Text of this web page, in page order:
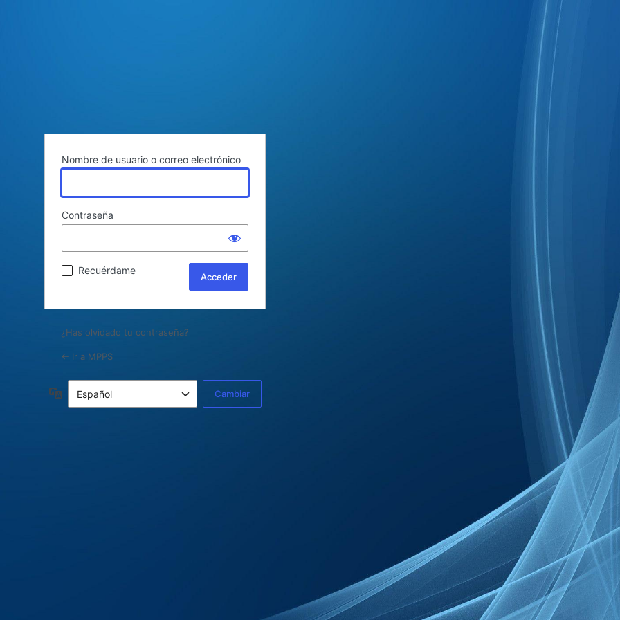
Nombre de usuario o correo electrónico
Contraseña
Recuérdame
¿Has olvidado tu contraseña?
← Ir a MPPS
Idioma